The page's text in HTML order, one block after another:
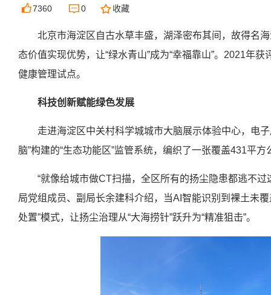
7360
0 收藏
北京市海淀区自古水草丰盛，湖泽密布其间，故得名
态价值实现优势，让“绿水青山”成为“幸福靠山”。2021年
健康管理试点。
科技创新赋能绿色发展
走进海淀区中关村科学城城市大脑展示体验中心，电
脑”构建的“生态功能区”监管系统，编织了一张覆盖431平方
“就像给城市做CT扫描，全区所有的扬尘隐患都逃不过
局党组成员、副局长余建科介绍，当AI智能识别到裸土未
处置”模式，让扬尘治理从“大海捞针”跃升为“精准狙击”。